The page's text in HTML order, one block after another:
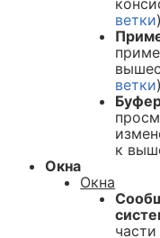
ветки
ветки
к
Окна
Окна
части